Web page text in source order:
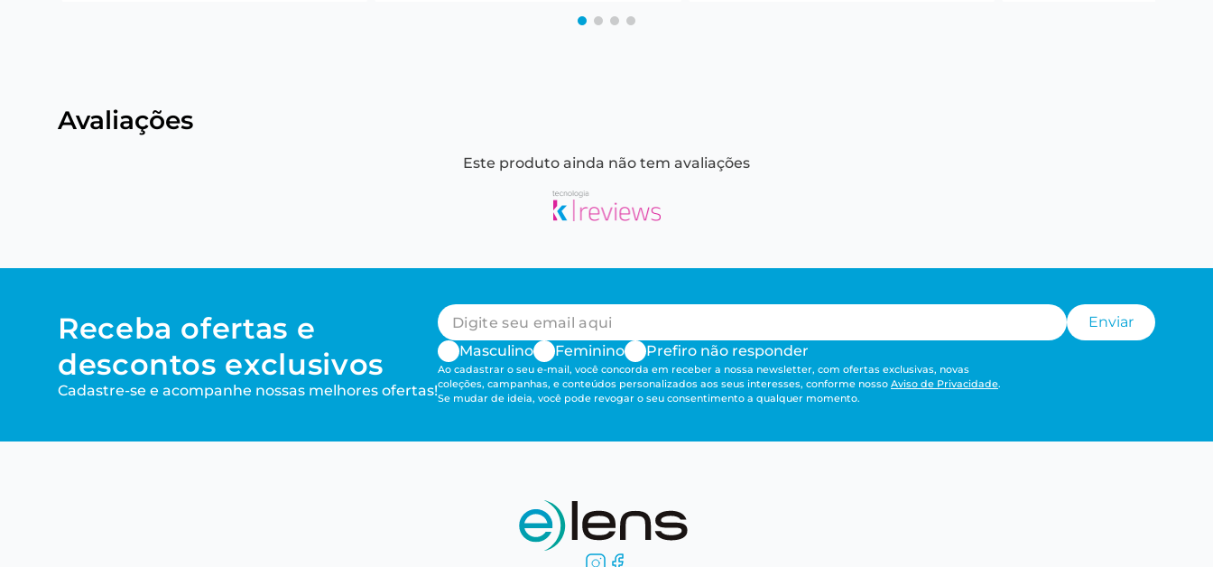
Avaliações
Este produto ainda não tem avaliações
Receba ofertas e
descontos exclusivos
Cadastre-se e acompanhe nossas melhores ofertas!
Enviar
Masculino
Feminino Prefiro não responder
Ao cadastrar o seu e-mail, você concorda em receber a nossa newsletter, com ofertas exclusivas, novas
coleções, campanhas, e conteúdos personalizados aos seus interesses, conforme nosso Aviso de Privacidade.
Se mudar de ideia, você pode revogar o seu consentimento a qualquer momento.